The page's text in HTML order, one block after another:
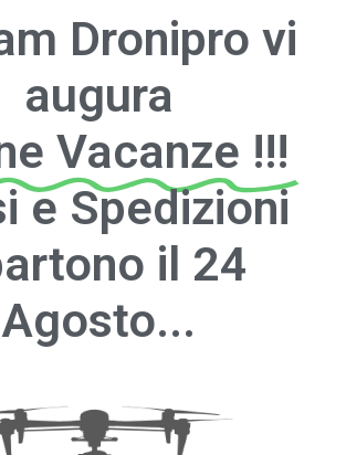
Dronipro vi
augura
Vacanze !!!
e Spedizioni
il 24
Agosto...